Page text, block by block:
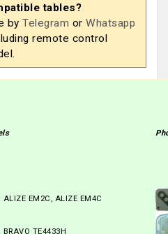
tables?
byTelegram orWhatsapp
remote control
EM2C, ALIZE EM4C
TE4433H